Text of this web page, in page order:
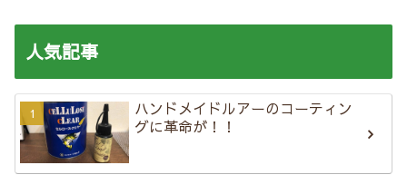
人気記事
ハンドメイドルアーのコーティン
グに革命が！！